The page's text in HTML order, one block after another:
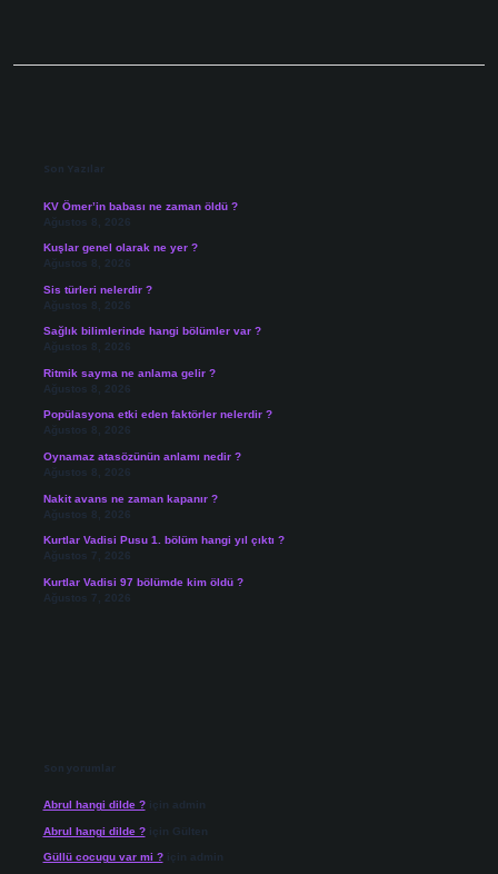
Son Yazılar
KV Ömer’in babası ne zaman öldü ?
Ağustos 8, 2026
Kuşlar genel olarak ne yer ?
Ağustos 8, 2026
Sis türleri nelerdir ?
Ağustos 8, 2026
Sağlık bilimlerinde hangi bölümler var ?
Ağustos 8, 2026
Ritmik sayma ne anlama gelir ?
Ağustos 8, 2026
Popülasyona etki eden faktörler nelerdir ?
Ağustos 8, 2026
Oynamaz atasözünün anlamı nedir ?
Ağustos 8, 2026
Nakit avans ne zaman kapanır ?
Ağustos 8, 2026
Kurtlar Vadisi Pusu 1. bölüm hangi yıl çıktı ?
Ağustos 7, 2026
Kurtlar Vadisi 97 bölümde kim öldü ?
Ağustos 7, 2026
Son yorumlar
Abrul hangi dilde ?için admin
Abrul hangi dilde ?için Gülten
Güllü cocugu var mi ?için admin